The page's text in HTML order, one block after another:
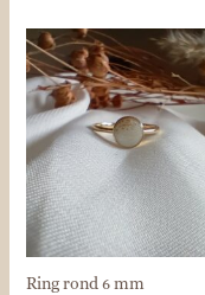
Ring rond 6 mm